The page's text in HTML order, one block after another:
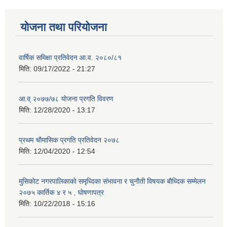
योजना तथा परियोजना
वार्षिक समिक्षा प्रतिवेदन आ.व. २०८०/८१
मिति: 09/17/2022 - 21:27
आ.व् २०७७/७८ योजना प्रगति विवरण
मिति: 12/28/2020 - 13:17
प्रथम चाैमासिक प्रगति प्रतिवेदन २०७८
मिति: 12/04/2020 - 12:54
मुसिकाेट नगरपालिकाकाे समृध्दिका संभावना र चुनाैती विषयक बाैध्दिक सम्मेलन
२०७५ कार्तिक ४ र ५ , घाेषणापत्र
मिति: 10/22/2018 - 15:16